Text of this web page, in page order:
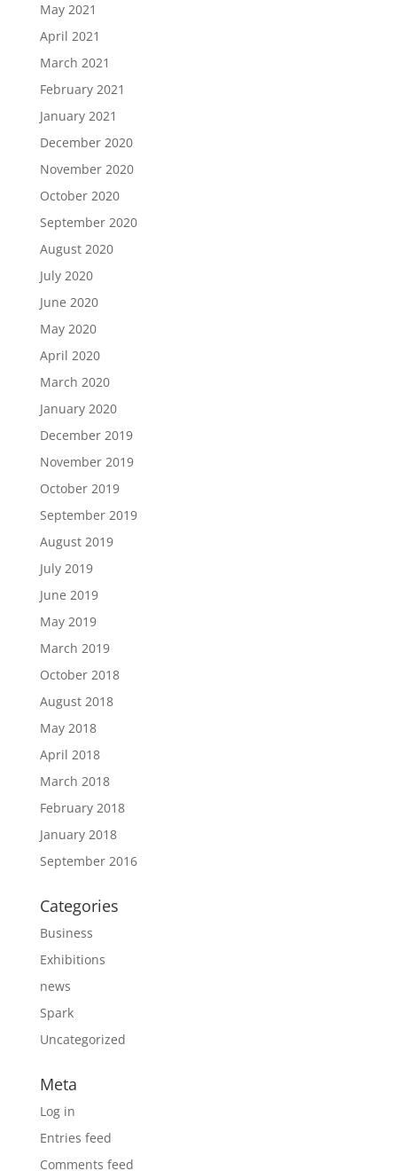
May 2021
April 2021
March 2021
February 2021
January 2021
December 2020
November 2020
October 2020
September 2020
August 2020
July 2020
June 2020
May 2020
April 2020
March 2020
January 2020
December 2019
November 2019
October 2019
September 2019
August 2019
July 2019
June 2019
May 2019
March 2019
October 2018
August 2018
May 2018
April 2018
March 2018
February 2018
January 2018
September 2016
Categories
Business
Exhibitions
news
Spark
Uncategorized
Meta
Log in
Entries feed
Comments feed